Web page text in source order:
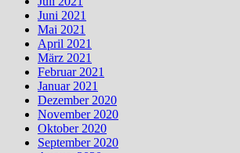
Juni 2021
Mai 2021
April 2021
März 2021
Februar 2021
Januar 2021
Dezember 2020
November 2020
Oktober 2020
September 2020